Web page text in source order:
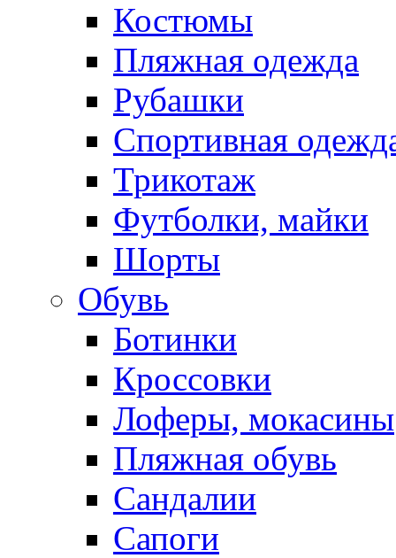
Костюмы
Пляжная одежда
Рубашки
Спортивная
Трикотаж
Футболки, майки
Шорты
Обувь
Ботинки
Кроссовки
Лоферы, мокасины
Пляжная обувь
Сандалии
Сапоги